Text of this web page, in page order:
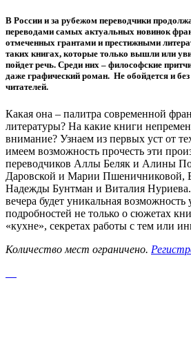
В России и за рубежом переводчики
переводами самых актуальных новинок
отмеченных грантами и престижными
таких книгах, которые только вышли или
пойдет речь. Среди них – философские
даже графический роман. Не обойдется и
читателей.
Какая она – палитра современной
литературы? На какие книги
внимание? Узнаем из первых уст от
имеем возможность прочесть эти
переводчиков Аллы Беляк и Алины
Даровской и Марии Пшеничниковой,
Надежды Бунтман и Виталия Нуриева.
вечера будет уникальная возможность
подробностей не только о сюжетах
«кухне», секретах работы с тем или
Количество мест ограничено.